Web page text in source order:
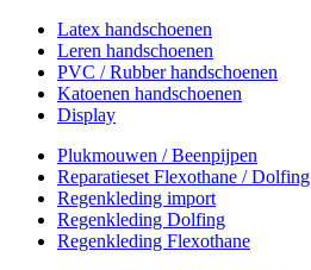
Latex handschoenen
Leren handschoenen
PVC / Rubber handschoenen
Katoenen handschoenen
Display
Plukmouwen / Beenpijpen
Reparatieset Flexothane / Dolfing
Regenkleding import
Regenkleding Dolfing
Regenkleding Flexothane